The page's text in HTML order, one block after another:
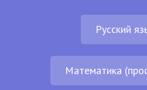
Русский
Математика